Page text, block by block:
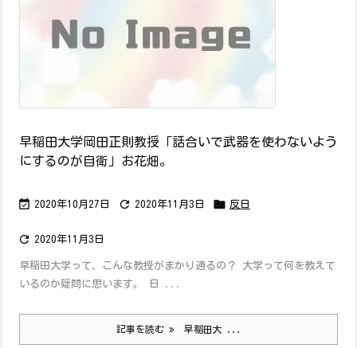
早稲田大学岡田正則教授「話合いで武器を使わないよう
にするのが自衛」お花畑。
 2020年10月27日  2020年11月3日  反日
 2020年11月3日
早稲田大学って、こんな教授がまかり通るの？ 大学って何を教えて
いるのか疑問に思います。 日 ...
記事を読む 早稲田大 ...